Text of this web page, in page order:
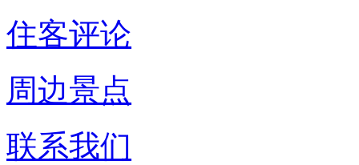
住客评论
周边景点
联系我们